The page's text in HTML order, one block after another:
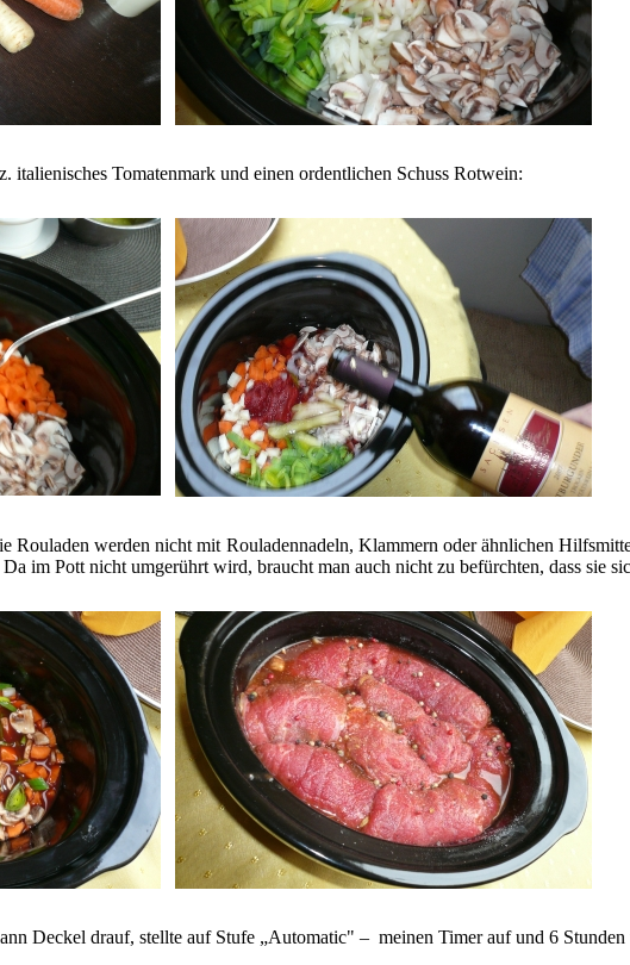
italienisches Tomatenmark und einen ordentlichen Schuss Rotwein:
werden nicht mit Rouladennadeln, Klammern oder ähnlichen
im Pott nicht umgerührt wird, braucht man auch nicht zu befürchten, dass sie
Deckel drauf, stellte auf Stufe „Automatic" – meinen Timer auf und 6